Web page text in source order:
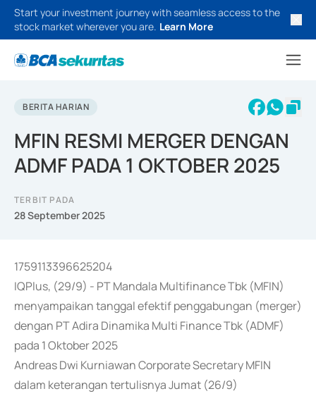
Start your investment journey with seamless access to the
stock market wherever you are. Learn More
BERITA HARIAN
MFIN RESMI MERGER DENGAN
ADMF PADA 1 OKTOBER 2025
TERBIT PADA
28 September 2025
1759113396625204
IQPlus, (29/9) - PT Mandala Multifinance Tbk (MFIN)
menyampaikan tanggal efektif penggabungan (merger)
dengan PT Adira Dinamika Multi Finance Tbk (ADMF)
pada 1 Oktober 2025
Andreas Dwi Kurniawan Corporate Secretary MFIN
dalam keterangan tertulisnya Jumat (26/9)